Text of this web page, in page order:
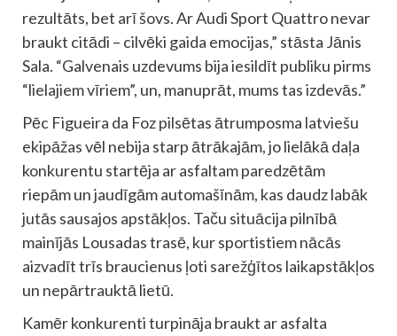
rezultāts, bet arī šovs. Ar Audi Sport Quattro nevar
braukt citādi – cilvēki gaida emocijas,” stāsta Jānis
Sala. “Galvenais uzdevums bija iesildīt publiku pirms
“lielajiem vīriem”, un, manuprāt, mums tas izdevās.”
Pēc Figueira da Foz pilsētas ātrumposma latviešu
ekipāžas vēl nebija starp ātrākajām, jo lielākā daļa
konkurentu startēja ar asfaltam paredzētām
riepām un jaudīgām automašīnām, kas daudz labāk
jutās sausajos apstākļos. Taču situācija pilnībā
mainījās Lousadas trasē, kur sportistiem nācās
aizvadīt trīs braucienus ļoti sarežģītos laikapstākļos
un nepārtrauktā lietū.
Kamēr konkurenti turpināja braukt ar asfalta